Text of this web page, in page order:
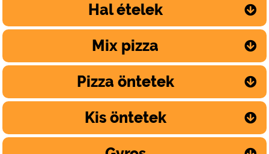
Hal ételek
Mix pizza
Pizza öntetek
Kis öntetek